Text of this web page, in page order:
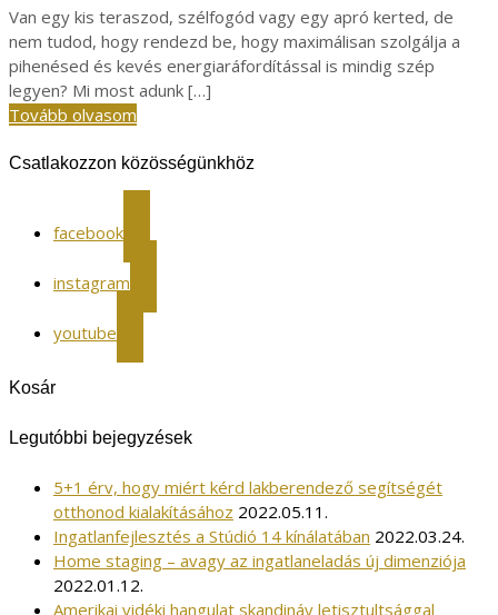
Van egy kis teraszod, szélfogód vagy egy apró kerted, de
nem tudod, hogy rendezd be, hogy maximálisan szolgálja a
pihenésed és kevés energiaráfordítással is mindig szép
legyen? Mi most adunk […]
Tovább olvasom
Csatlakozzon közösségünkhöz
facebook
instagram
youtube
Kosár
Legutóbbi bejegyzések
5+1 érv, hogy miért kérd lakberendező segítségét
otthonod kialakításához 2022.05.11.
Ingatlanfejlesztés a Stúdió 14 kínálatában 2022.03.24.
Home staging – avagy az ingatlaneladás új dimenziója
2022.01.12.
Amerikai vidéki hangulat skandináv letisztultsággal